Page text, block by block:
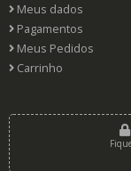
Meus dados
Pagamentos
Meus Pedidos
Carrinho